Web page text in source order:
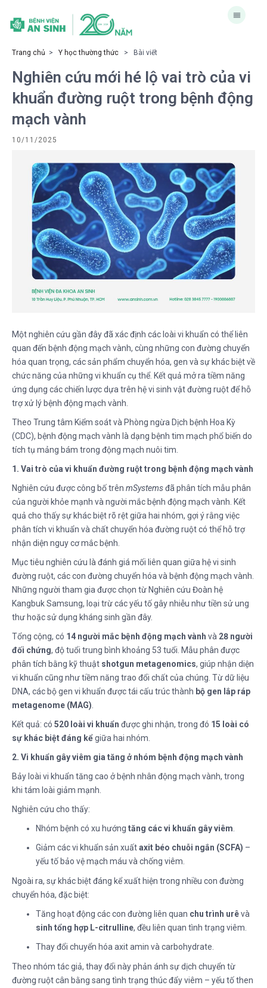
Trang chủ > Y học thường thức > Bài viết
Nghiên cứu mới hé lộ vai trò của vi
khuẩn đường ruột trong bệnh động
mạch vành
10/11/2025
Một nghiên cứu gần đây đã xác định các loài vi khuẩn có thể liên
quan đến bệnh động mạch vành, cùng những con đường chuyển
hóa quan trọng, các sản phẩm chuyển hóa, gen và sự khác biệt về
chức năng của những vi khuẩn cụ thể. Kết quả mở ra tiềm năng
ứng dụng các chiến lược dựa trên hệ vi sinh vật đường ruột để hỗ
trợ xử lý bệnh động mạch vành.
Theo Trung tâm Kiểm soát và Phòng ngừa Dịch bệnh Hoa Kỳ
(CDC), bệnh động mạch vành là dạng bệnh tim mạch phổ biến do
tích tụ mảng bám trong động mạch nuôi tim.
1. Vai trò của vi khuẩn đường ruột trong bệnh động mạch vành
Nghiên cứu được công bố trên mSystemsđã phân tích mẫu phân
của người khỏe mạnh và người mắc bệnh động mạch vành. Kết
quả cho thấy sự khác biệt rõ rệt giữa hai nhóm, gợi ý rằng việc
phân tích vi khuẩn và chất chuyển hóa đường ruột có thể hỗ trợ
nhận diện nguy cơ mắc bệnh.
Mục tiêu nghiên cứu là đánh giá mối liên quan giữa hệ vi sinh
đường ruột, các con đường chuyển hóa và bệnh động mạch vành.
Những người tham gia được chọn từ Nghiên cứu Đoàn hệ
Kangbuk Samsung, loại trừ các yếu tố gây nhiễu như tiền sử ung
thư hoặc sử dụng kháng sinh gần đây.
Tổng cộng, có 14 người mắc bệnh động mạch vành và 28 người
đối chứng, độ tuổi trung bình khoảng 53 tuổi. Mẫu phân được
phân tích bằng kỹ thuật shotgun metagenomics, giúp nhận diện
vi khuẩn cũng như tiềm năng trao đổi chất của chúng. Từ dữ liệu
DNA, các bộ gen vi khuẩn được tái cấu trúc thành bộ gen lắp ráp
metagenome (MAG)
Kết quả: có 520 loài vi khuẩn được ghi nhận, trong đó 15 loài có
sự khác biệt đáng kểgiữa hai nhóm.
2. Vi khuẩn gây viêm gia tăng ở nhóm bệnh động mạch vành
Bảy loài vi khuẩn tăng cao ở bệnh nhân động mạch vành, trong
khi tám loài giảm mạnh.
Nghiên cứu cho thấy:
Nhóm bệnh có xu hướng tăng các vi khuẩn gây viêm
Giảm các vi khuẩn sản xuấtaxit béo chuỗi ngắn (SCFA) –
yếu tố bảo vệ mạch máu và chống viêm.
Ngoài ra, sự khác biệt đáng kể xuất hiện trong nhiều con đường
chuyển hóa, đặc biệt:
Tăng hoạt động các con đường liên quan chu trình urêvà
sinh tổng hợp L-citrulline, đều liên quan tình trạng viêm.
Thay đổi chuyển hóa axit amin và carbohydrate.
Theo nhóm tác giả, thay đổi này phản ánh sự dịch chuyển từ
đường ruột cân bằng sang tình trạng thúc đẩy viêm – yếu tố then